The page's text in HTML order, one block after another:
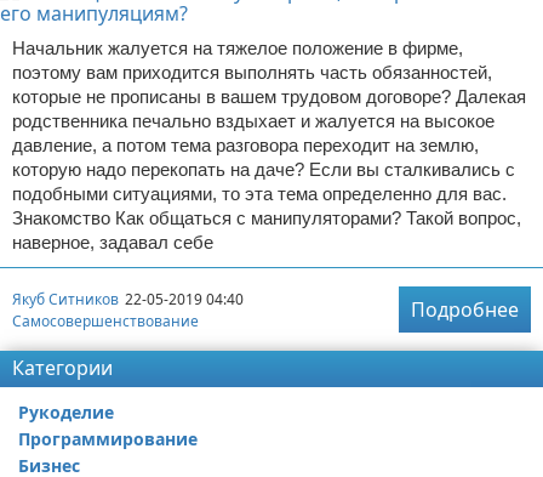
Начальник жалуется на тяжелое положение в фирме,
поэтому вам приходится выполнять часть обязанностей,
которые не прописаны в вашем трудовом договоре? Далекая
родственника печально вздыхает и жалуется на высокое
давление, а потом тема разговора переходит на землю,
которую надо перекопать на даче? Если вы сталкивались с
подобными ситуациями, то эта тема определенно для вас.
Знакомство Как общаться с манипуляторами? Такой вопрос,
наверное, задавал себе
Якуб Ситников 22-05-2019 04:40
Самосовершенствование
Подробнее
Категории
Рукоделие
Программирование
Бизнес